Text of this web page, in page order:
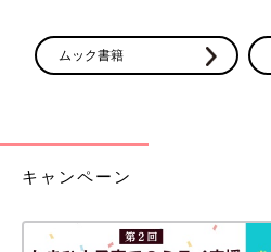
ムック書籍
キャンペーン